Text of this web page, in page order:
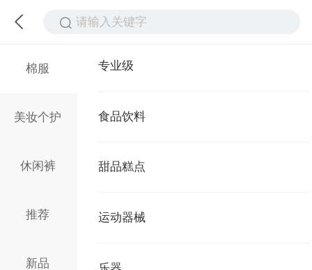
请输入关键字
棉服
美妆个护
休闲裤
推荐
新品
专业级
食品饮料
甜品糕点
运动器械